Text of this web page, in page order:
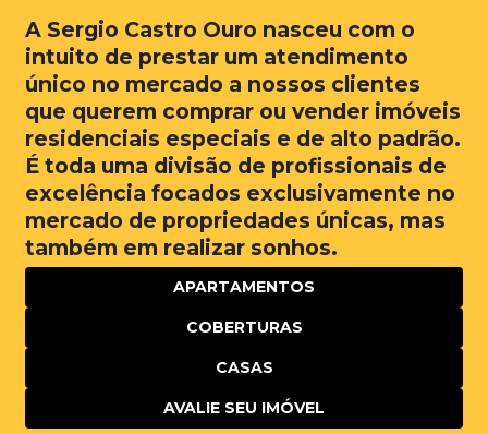
A Sergio Castro Ouro nasceu com o
intuito de prestar um atendimento
único no mercado a nossos clientes
que querem comprar ou vender imóveis
residenciais especiais e de alto padrão.
É toda uma divisão de profissionais de
excelência focados exclusivamente no
mercado de propriedades únicas, mas
também em realizar sonhos.
APARTAMENTOS
COBERTURAS
CASAS
AVALIE SEU IMÓVEL